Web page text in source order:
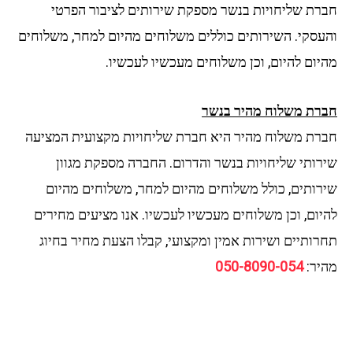
חברת שליחויות בנשר מספקת שירותים לציבור הפרטי
והעסקי. השירותים כוללים משלוחים מהיום למחר, משלוחים
מהיום להיום, וכן משלוחים מעכשיו לעכשיו.
חברת משלוח מהיר בנשר
חברת משלוח מהיר היא חברת שליחויות מקצועית המציעה
שירותי שליחויות בנשר והדרום. החברה מספקת מגוון
שירותים, כולל משלוחים מהיום למחר, משלוחים מהיום
להיום, וכן משלוחים מעכשיו לעכשיו. אנו מציעים מחירים
תחרותיים ושירות אמין ומקצועי, קבלו הצעת מחיר בחיוג
מהיר:050-8090-054